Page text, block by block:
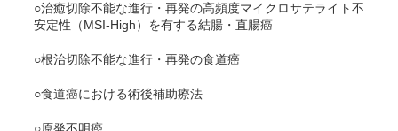
○治癒切除不能な進行・再発の高頻度マイクロサテライト不
安定性（MSI-High）を有する結腸・直腸癌
○根治切除不能な進行・再発の食道癌
○食道癌における術後補助療法